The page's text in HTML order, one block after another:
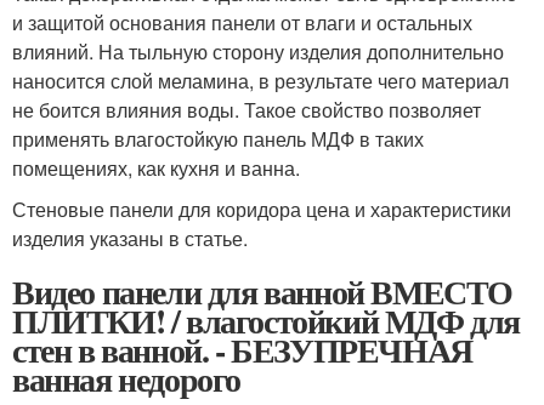
и защитой основания панели от влаги и остальных
влияний. На тыльную сторону изделия дополнительно
наносится слой меламина, в результате чего материал
не боится влияния воды. Такое свойство позволяет
применять влагостойкую панель МДФ в таких
помещениях, как кухня и ванна.
Стеновые панели для коридора цена и характеристики
изделия указаны в статье.
Видео панели для ванной ВМЕСТО
ПЛИТКИ! / влагостойкий МДФ для
стен в ванной. - БЕЗУПРЕЧНАЯ
ванная недорого